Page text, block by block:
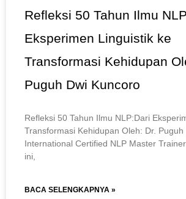
Refleksi 50 Tahun Ilmu
Eksperimen Linguistik ke
Transformasi Kehidupan
Puguh Dwi Kuncoro
Refleksi 50 Tahun Ilmu NLP:Dari
Transformasi Kehidupan Oleh: Dr.
International Certified NLP Master
ini,
BACA SELENGKAPNYA »